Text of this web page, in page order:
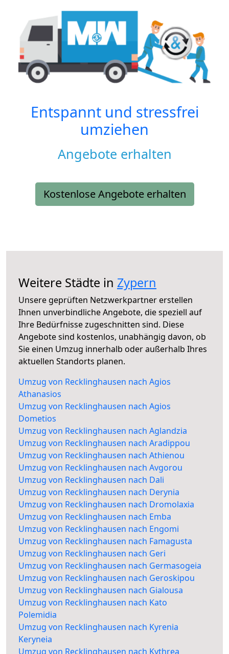
Entspannt und stressfrei
umziehen
Angebote erhalten
Kostenlose Angebote erhalten
Weitere Städte in Zypern
Unsere geprüften Netzwerkpartner erstellen
Ihnen unverbindliche Angebote, die speziell auf
Ihre Bedürfnisse zugeschnitten sind. Diese
Angebote sind kostenlos, unabhängig davon, ob
Sie einen Umzug innerhalb oder außerhalb Ihres
aktuellen Standorts planen.
Umzug von Recklinghausen nach Agios
Athanasios
Umzug von Recklinghausen nach Agios
Dometios
Umzug von Recklinghausen nach Aglandzia
Umzug von Recklinghausen nach Aradippou
Umzug von Recklinghausen nach Athienou
Umzug von Recklinghausen nach Avgorou
Umzug von Recklinghausen nach Dali
Umzug von Recklinghausen nach Derynia
Umzug von Recklinghausen nach Dromolaxia
Umzug von Recklinghausen nach Emba
Umzug von Recklinghausen nach Engomi
Umzug von Recklinghausen nach Famagusta
Umzug von Recklinghausen nach Geri
Umzug von Recklinghausen nach Germasogeia
Umzug von Recklinghausen nach Geroskipou
Umzug von Recklinghausen nach Gialousa
Umzug von Recklinghausen nach Kato
Polemidia
Umzug von Recklinghausen nach Kyrenia
Keryneia
Umzug von Recklinghausen nach Kythrea